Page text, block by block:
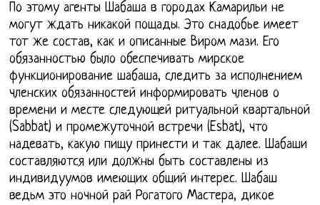
По этому агенты Шабаша в городах Камарильи не
могут ждать никакой пощады. Это снадобье имеет
тот же состав, как и описанные Виром мази. Его
обязанностью было обеспечивать мирское
функционирование шабаша, следить за исполнением
членских обязанностей информировать членов о
времени и месте следующей ритуальной квартальной
(Sabbat) и промежуточной встречи (Esbat), что
надевать, какую пищу принести и так далее. Шабаши
составляются или должны быть составлены из
индивидуумов имеющих общий интерес. Шабаш
ведьм это ночной рай Рогатого Мастера, дикое